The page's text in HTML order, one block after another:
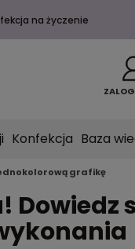
na życzenie
Konfekcja Baza
grafikę
Dowiedz